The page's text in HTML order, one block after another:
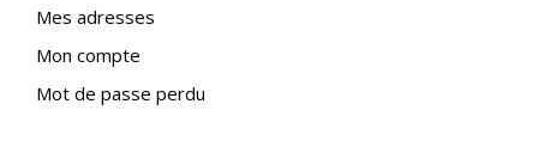
Mes adresses
Mon compte
Mot de passe perdu